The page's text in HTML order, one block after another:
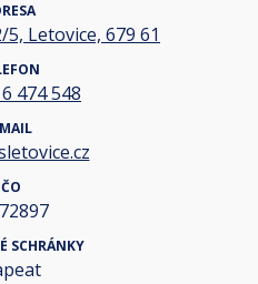
Letovice, 679 61
474 548
SCHRÁNKY